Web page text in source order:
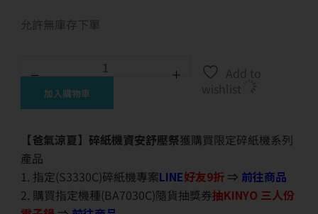
允許無庫存下單
加入購物車
Add to
wishlist
【爸氣涼夏】碎紙機資安舒壓祭獲購買限定碎紙機系列
產品
1. 指定(S3330C)碎紙機專案LINE好友9折 ⇒ 前往商品
2. 購買指定機種(BA7030C)隨貨抽獎券抽KINYO 三人份